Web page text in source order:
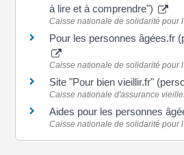
à lire et à comprendre")
Caisse nationale de solidarité pour
Pour les personnes âgées.fr
Caisse nationale de solidarité pour
Site "Pour bien vieillir.fr"
Caisse nationale d'assurance
Aides pour les personnes
Caisse nationale de solidarité pour